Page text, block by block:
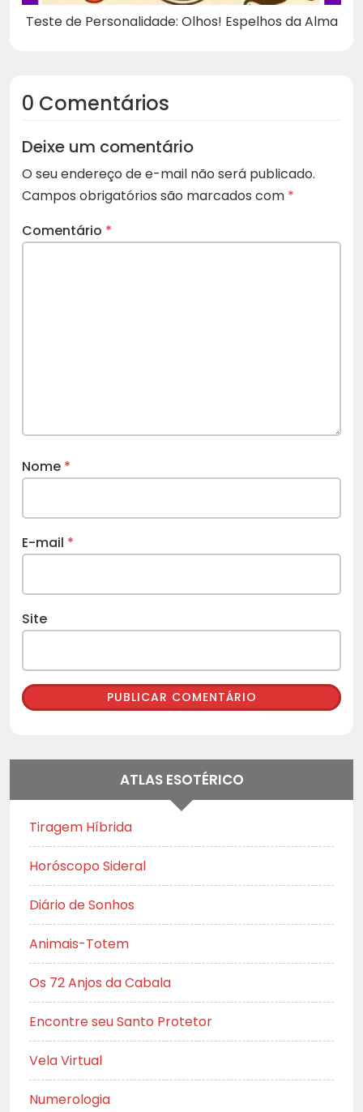
Teste de Personalidade: Olhos! Espelhos da Alma
0 Comentários
Deixe um comentário
O seu endereço de e-mail não será publicado.
Campos obrigatórios são marcados com *
Comentário *
Nome *
E-mail *
Site
ATLAS ESOTÉRICO
Tiragem Híbrida
Horóscopo Sideral
Diário de Sonhos
Animais-Totem
Os 72 Anjos da Cabala
Encontre seu Santo Protetor
Vela Virtual
Numerologia